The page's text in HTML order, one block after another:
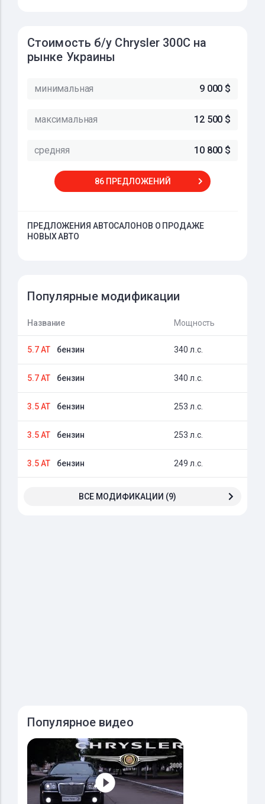
Стоимость б/у Chrysler 300C на
рынке Украины
минимальная 9 000 $
максимальная 12 500 $
средняя 10 800 $
86 ПРЕДЛОЖЕНИЙ
ПРЕДЛОЖЕНИЯ АВТОСАЛОНОВ О ПРОДАЖЕ
НОВЫХ АВТО
Популярные модификации
Название Мощность
5.7 AT бензин 340 л.с.
5.7 AT бензин 340 л.с.
3.5 AT бензин 253 л.с.
3.5 AT бензин 253 л.с.
3.5 AT бензин 249 л.с.
ВСЕ МОДИФИКАЦИИ (9)
Популярное видео